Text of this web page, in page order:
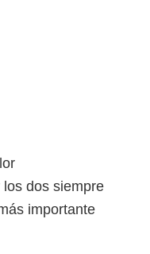
dos siempre
importante